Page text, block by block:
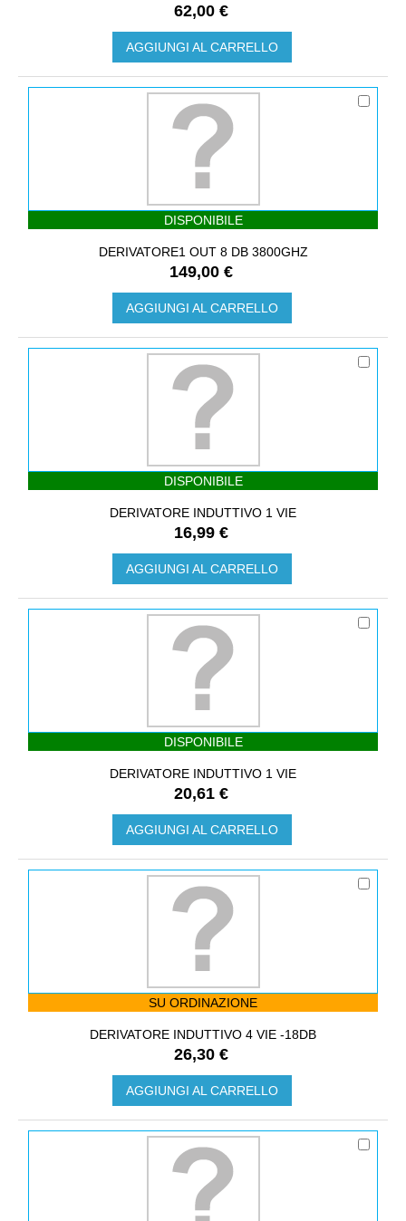
62,00 €
AGGIUNGI AL CARRELLO
DISPONIBILE
DERIVATORE1 OUT 8 DB 3800GHZ
149,00 €
AGGIUNGI AL CARRELLO
DISPONIBILE
DERIVATORE INDUTTIVO 1 VIE
16,99 €
AGGIUNGI AL CARRELLO
DISPONIBILE
DERIVATORE INDUTTIVO 1 VIE
20,61 €
AGGIUNGI AL CARRELLO
SU ORDINAZIONE
DERIVATORE INDUTTIVO 4 VIE -18DB
26,30 €
AGGIUNGI AL CARRELLO